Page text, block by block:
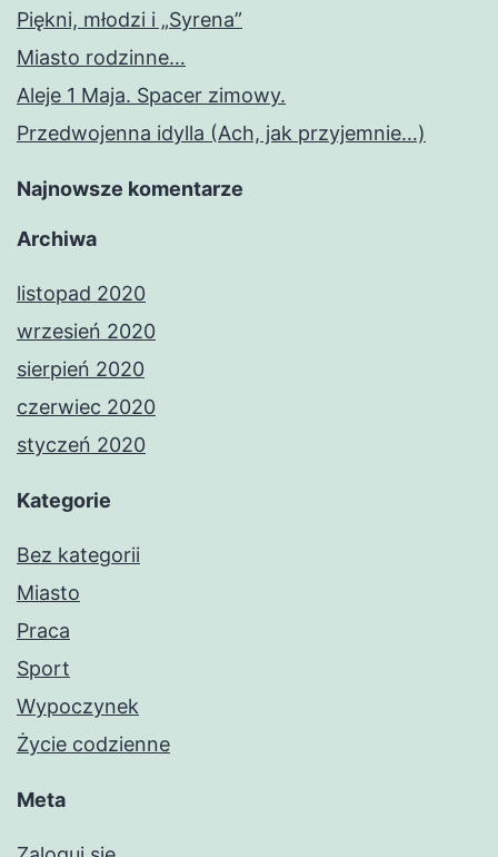
Piękni, młodzi i „Syrena”
Miasto rodzinne…
Aleje 1 Maja. Spacer zimowy.
Przedwojenna idylla (Ach, jak przyjemnie…)
Najnowsze komentarze
Archiwa
listopad 2020
wrzesień 2020
sierpień 2020
czerwiec 2020
styczeń 2020
Kategorie
Bez kategorii
Miasto
Praca
Sport
Wypoczynek
Życie codzienne
Meta